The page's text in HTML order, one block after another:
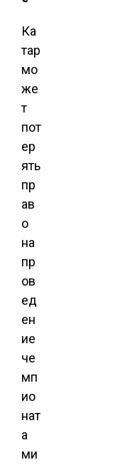
Ка
тар
мо
же
т
пот
ер
ять
пр
ав
о
на
пр
ов
ед
ен
ие
че
мп
ио
нат
а
ми